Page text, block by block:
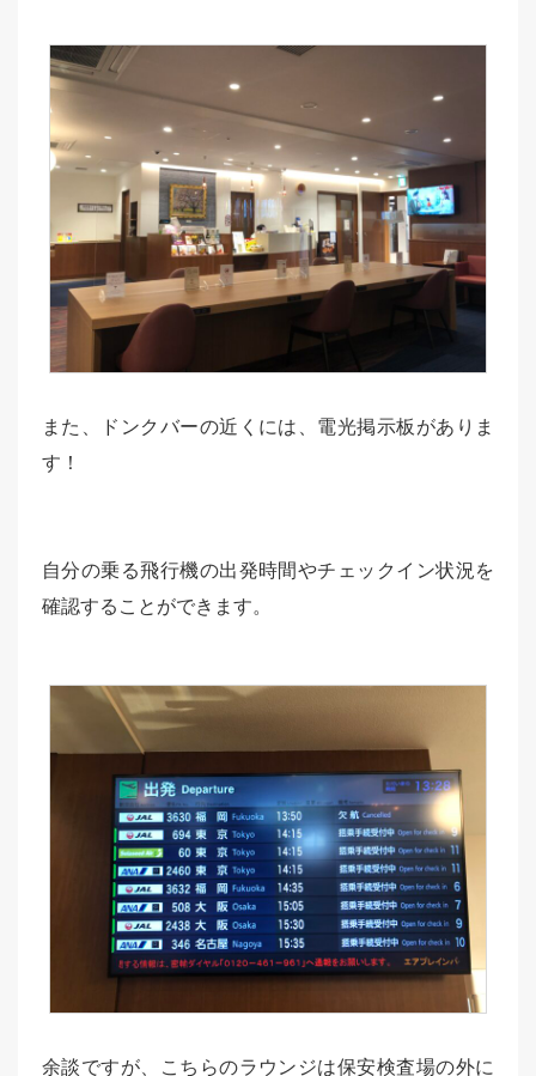
また、ドンクバーの近くには、電光掲示板がありま
す！
自分の乗る飛行機の出発時間やチェックイン状況を
確認することができます。
余談ですが、こちらのラウンジは保安検査場の外に